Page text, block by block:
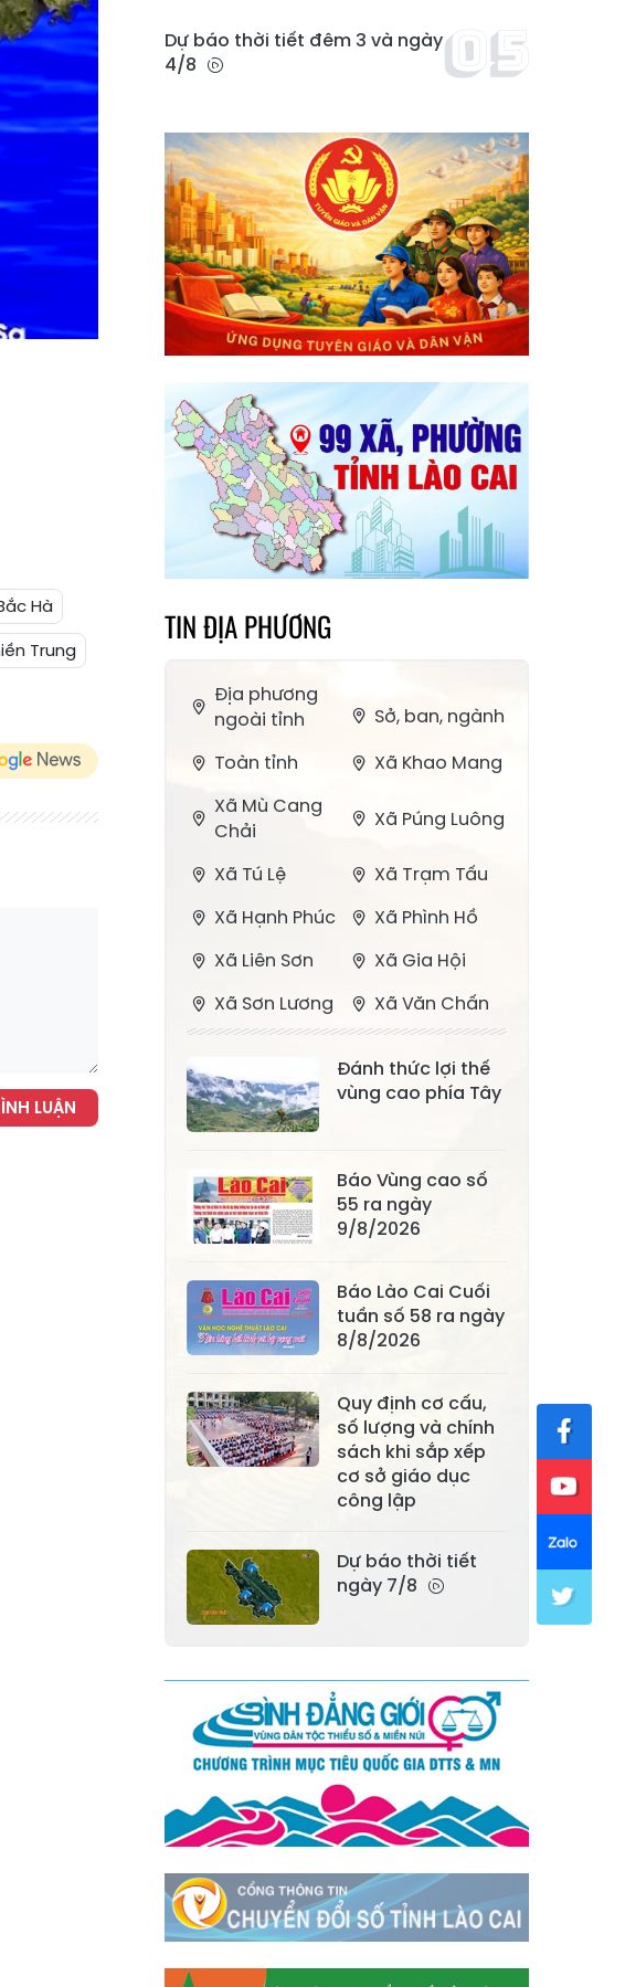
Hà
Trung
LUẬN
Dự báo thời tiết đêm 3 và ngày
4/8
TIN ĐỊA PHƯƠNG
Địa phương
ngoài tỉnh
Sở, ban, ngành
Toàn tỉnh
Xã Khao Mang
Xã Mù Cang
Chải
Xã Púng Luông
Xã Tú Lệ
Xã Trạm Tấu
Xã Hạnh Phúc
Xã Phình Hồ
Xã Liên Sơn
Xã Gia Hội
Xã Sơn Lương
Xã Văn Chấn
Bằng La
Xã Chấn Thịnh
Xã Nghĩa Tâm
Xã Châu Quế
Xã Lâm Giang
Xã Đông
Cuông
Xã Tân Hợp
Xã Mậu A Xã Xuân Ái
Xã Mỏ Vàng
Xã Lâm
Xã Lục Yên
Xã Tân Lĩnh
Xã Khánh Hòa
Xã Phúc Lợi
Xã Cảm Nhân
Xã Yên Bình
Xã Bảo Ái
Xã Lương
Thịnh
Xã Việt Hồng
Xã Quy Mông
Xã Cốc San
Xã Hợp Thành
Xã Phong Hải
Xã Xuân
Quang
Xã Tằng Loỏng
Xã Gia Phú
Xã Dền Sáng
Đánh thức lợi thế
vùng cao phía Tây
Báo Vùng cao số
55 ra ngày
9/8/2026
Báo Lào Cai Cuối
tuần số 58 ra ngày
8/8/2026
Quy định cơ cấu,
số lượng và chính
sách khi sắp xếp
cơ sở giáo dục
công lập
Dự báo thời tiết
ngày 7/8